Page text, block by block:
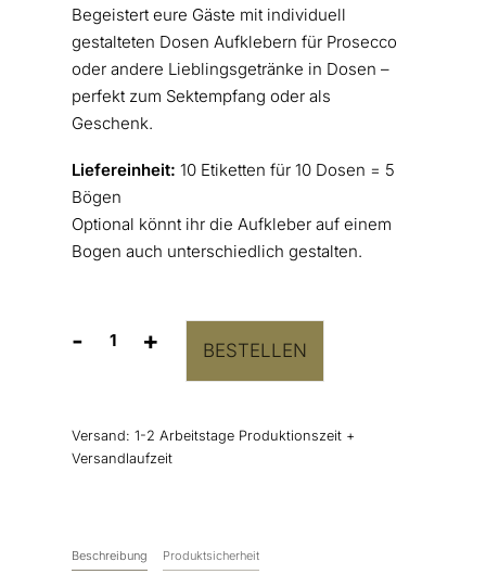
Begeistert eure Gäste mit individuell
gestalteten Dosen Aufklebern für Prosecco
oder andere Lieblingsgetränke in Dosen –
perfekt zum Sektempfang oder als
Geschenk.
Liefereinheit: 10 Etiketten für 10 Dosen = 5
Bögen
Optional könnt ihr die Aufkleber auf einem
Bogen auch unterschiedlich gestalten.
-
Personalisierbare
10er-
Set
+ BESTELLEN
Versand: 1-2 Arbeitstage Produktionszeit +
Versandlaufzeit
Beschreibung Produktsicherheit